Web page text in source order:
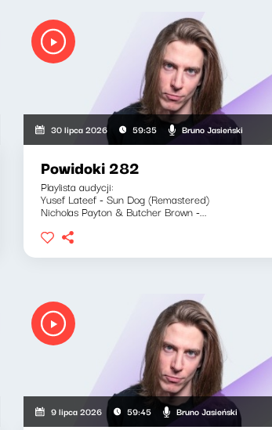
30 lipca 2026 59:35 Bruno Jasieński
Powidoki 282
Playlista audycji:
Yusef Lateef - Sun Dog (Remastered)
Nicholas Payton & Butcher Brown -...
9 lipca 2026 59:45 Bruno Jasieński